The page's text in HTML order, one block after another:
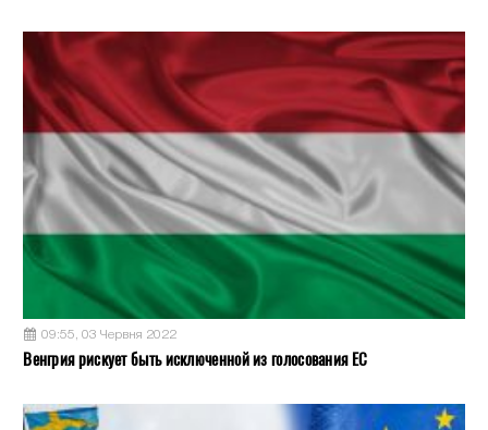
09:55, 03 Червня 2022
Венгрия рискует быть исключенной из голосования ЕС